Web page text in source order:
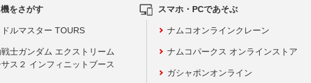
をさがす
ルマスター TOURS
士ガンダム エクストリーム
ス２ インフィニットブース
スマホ・PCであそぶ
ナムコオンラインクレーン
ナムコパークス オンラインストア
ガシャポンオンライン